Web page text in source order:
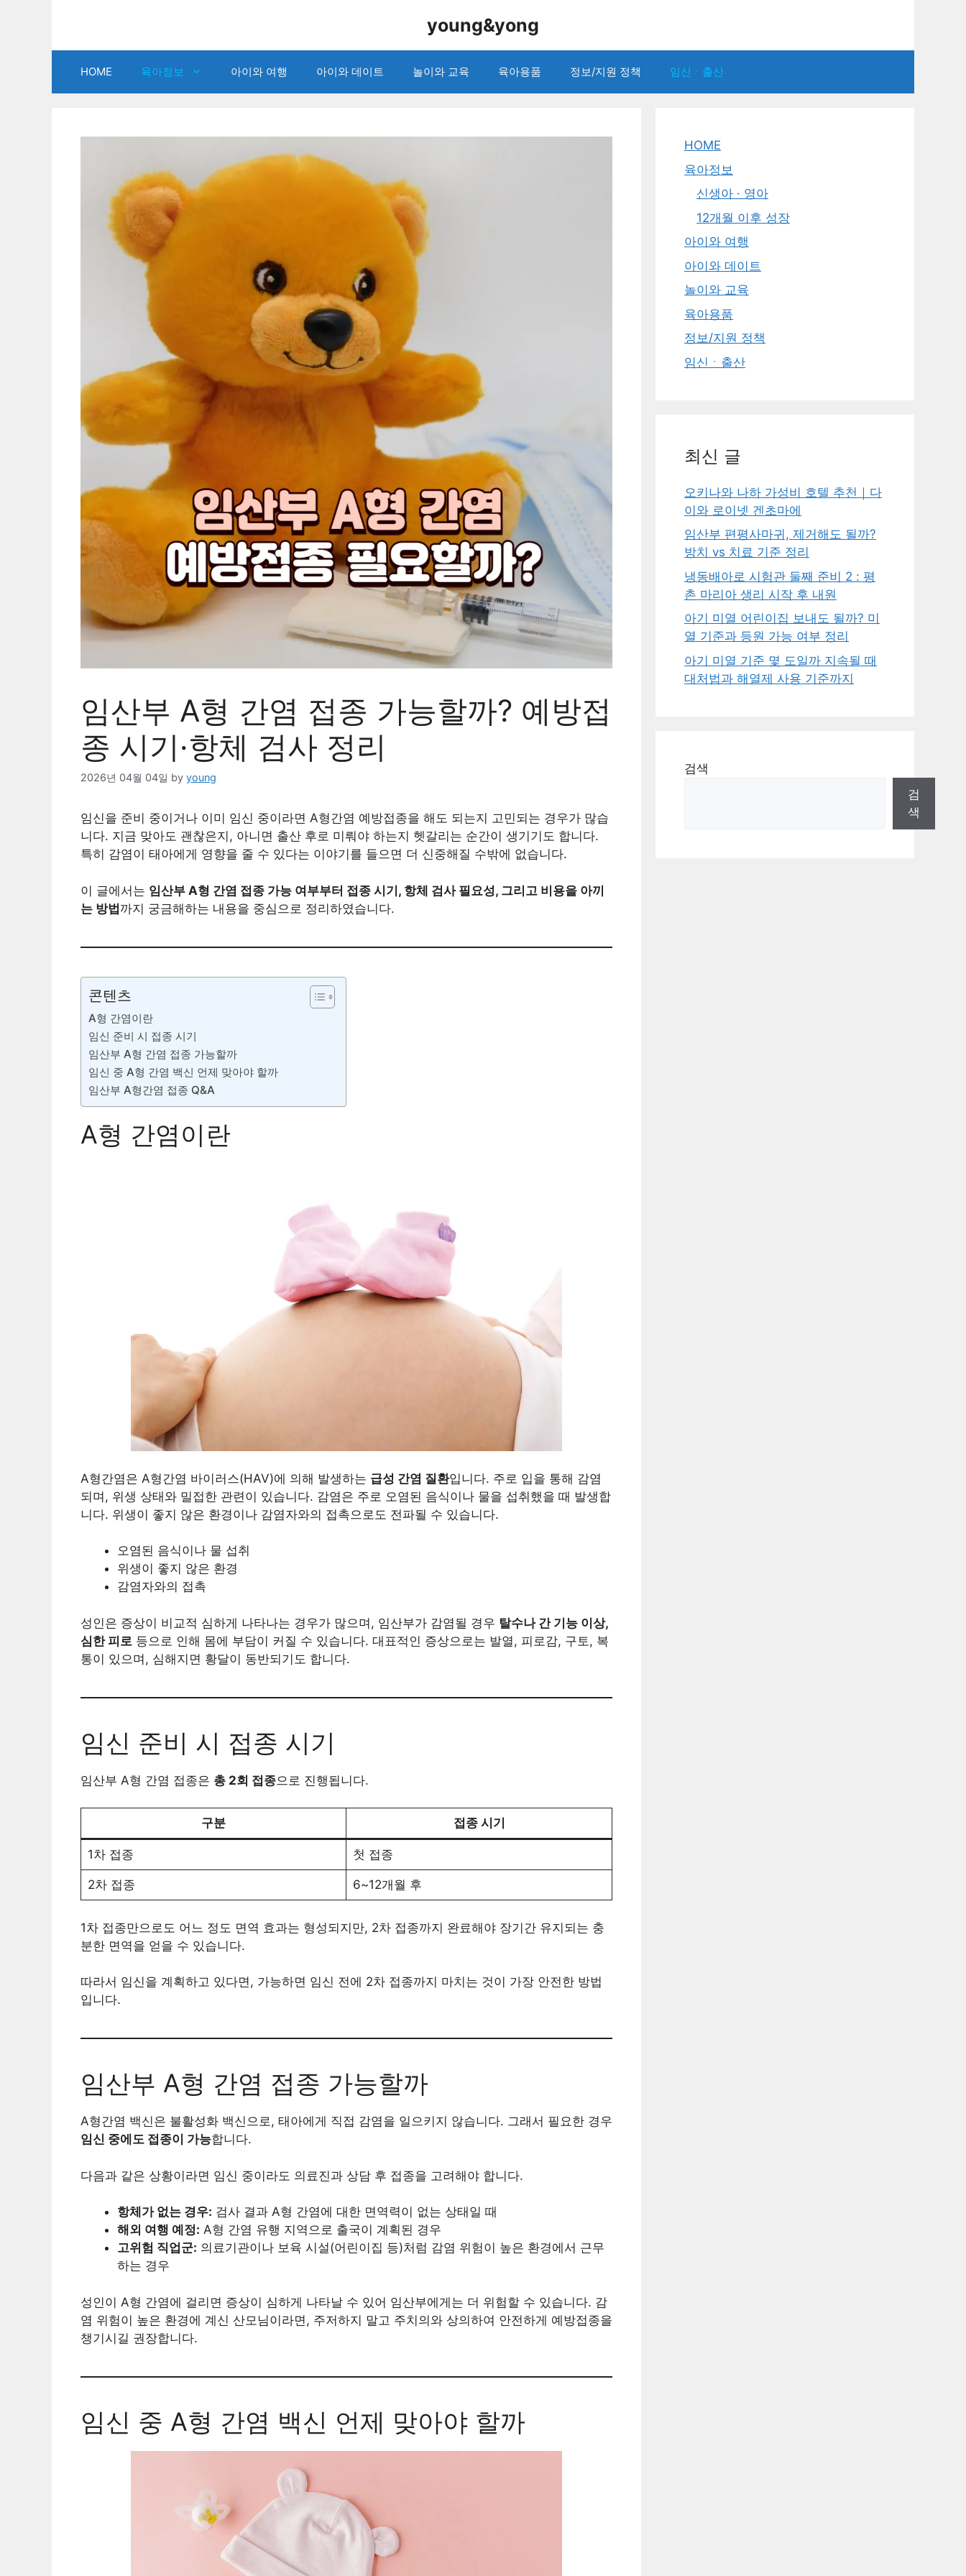
young&yong
HOME 육아정보 아이와 여행 아이와 데이트 놀이와 교육 육아용품 정보/지원 정책 임신ㆍ출산
임산부 A형 간염 접종 가능할까? 예방접
종 시기·항체 검사 정리
2026년 04월 04일 by young
임신을 준비 중이거나 이미 임신 중이라면 A형간염 예방접종을 해도 되는지 고민되는 경우가 많습
니다. 지금 맞아도 괜찮은지, 아니면 출산 후로 미뤄야 하는지 헷갈리는 순간이 생기기도 합니다.
특히 감염이 태아에게 영향을 줄 수 있다는 이야기를 들으면 더 신중해질 수밖에 없습니다.
이 글에서는 임산부 A형 간염 접종 가능 여부부터 접종 시기, 항체 검사 필요성, 그리고 비용을 아끼
는 방법까지 궁금해하는 내용을 중심으로 정리하였습니다.
콘텐츠
A형 간염이란
임신 준비 시 접종 시기
임산부 A형 간염 접종 가능할까
임신 중 A형 간염 백신 언제 맞아야 할까
임산부 A형간염 접종 Q&A
A형 간염이란
A형간염은 A형간염 바이러스(HAV)에 의해 발생하는 급성 간염 질환입니다. 주로 입을 통해 감염
되며, 위생 상태와 밀접한 관련이 있습니다. 감염은 주로 오염된 음식이나 물을 섭취했을 때 발생합
니다. 위생이 좋지 않은 환경이나 감염자와의 접촉으로도 전파될 수 있습니다.
오염된 음식이나 물 섭취
위생이 좋지 않은 환경
감염자와의 접촉
성인은 증상이 비교적 심하게 나타나는 경우가 많으며, 임산부가 감염될 경우 탈수나 간 기능 이상,
심한 피로 등으로 인해 몸에 부담이 커질 수 있습니다. 대표적인 증상으로는 발열, 피로감, 구토, 복
통이 있으며, 심해지면 황달이 동반되기도 합니다.
임신 준비 시 접종 시기
임산부 A형 간염 접종은 총 2회 접종으로 진행됩니다.
구분 접종 시기
1차 접종 첫 접종
2차 접종 6~12개월 후
1차 접종만으로도 어느 정도 면역 효과는 형성되지만, 2차 접종까지 완료해야 장기간 유지되는 충
분한 면역을 얻을 수 있습니다.
따라서 임신을 계획하고 있다면, 가능하면 임신 전에 2차 접종까지 마치는 것이 가장 안전한 방법
입니다.
임산부 A형 간염 접종 가능할까
A형간염 백신은 불활성화 백신으로, 태아에게 직접 감염을 일으키지 않습니다. 그래서 필요한 경우
임신 중에도 접종이 가능합니다.
다음과 같은 상황이라면 임신 중이라도 의료진과 상담 후 접종을 고려해야 합니다.
항체가 없는 경우: 검사 결과 A형 간염에 대한 면역력이 없는 상태일 때
해외 여행 예정: A형 간염 유행 지역으로 출국이 계획된 경우
고위험 직업군: 의료기관이나 보육 시설(어린이집 등)처럼 감염 위험이 높은 환경에서 근무
하는 경우
성인이 A형 간염에 걸리면 증상이 심하게 나타날 수 있어 임산부에게는 더 위험할 수 있습니다. 감
염 위험이 높은 환경에 계신 산모님이라면, 주저하지 말고 주치의와 상의하여 안전하게 예방접종을
챙기시길 권장합니다.
임신 중 A형 간염 백신 언제 맞아야 할까
HOME
육아정보
신생아 · 영아
12개월 이후 성장
아이와 여행
아이와 데이트
놀이와 교육
육아용품
정보/지원 정책
임신ㆍ출산
최신 글
오키나와 나하 가성비 호텔 추천｜다
이와 로이넷 겐초마에
임산부 편평사마귀, 제거해도 될까?
방치 vs 치료 기준 정리
냉동배아로 시험관 둘째 준비 2 : 평
촌 마리아 생리 시작 후 내원
아기 미열 어린이집 보내도 될까? 미
열 기준과 등원 가능 여부 정리
아기 미열 기준 몇 도일까 지속될 때
대처법과 해열제 사용 기준까지
검색
검
색